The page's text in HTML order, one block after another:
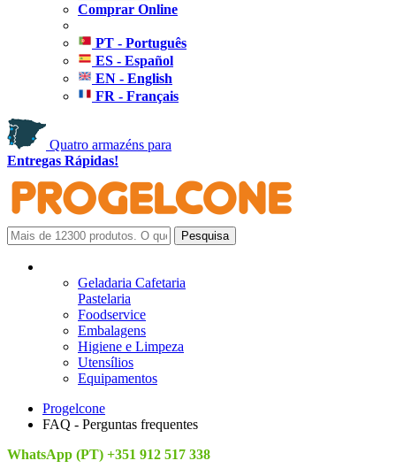
Comprar Online
PT - Português
ES - Español
EN - English
FR - Français
Quatro armazéns para
Entregas Rápidas!
Geladaria Cafetaria
Pastelaria
Foodservice
Embalagens
Higiene e Limpeza
Utensílios
Equipamentos
Progelcone
FAQ - Perguntas frequentes
WhatsApp (PT) +351 912 517 338